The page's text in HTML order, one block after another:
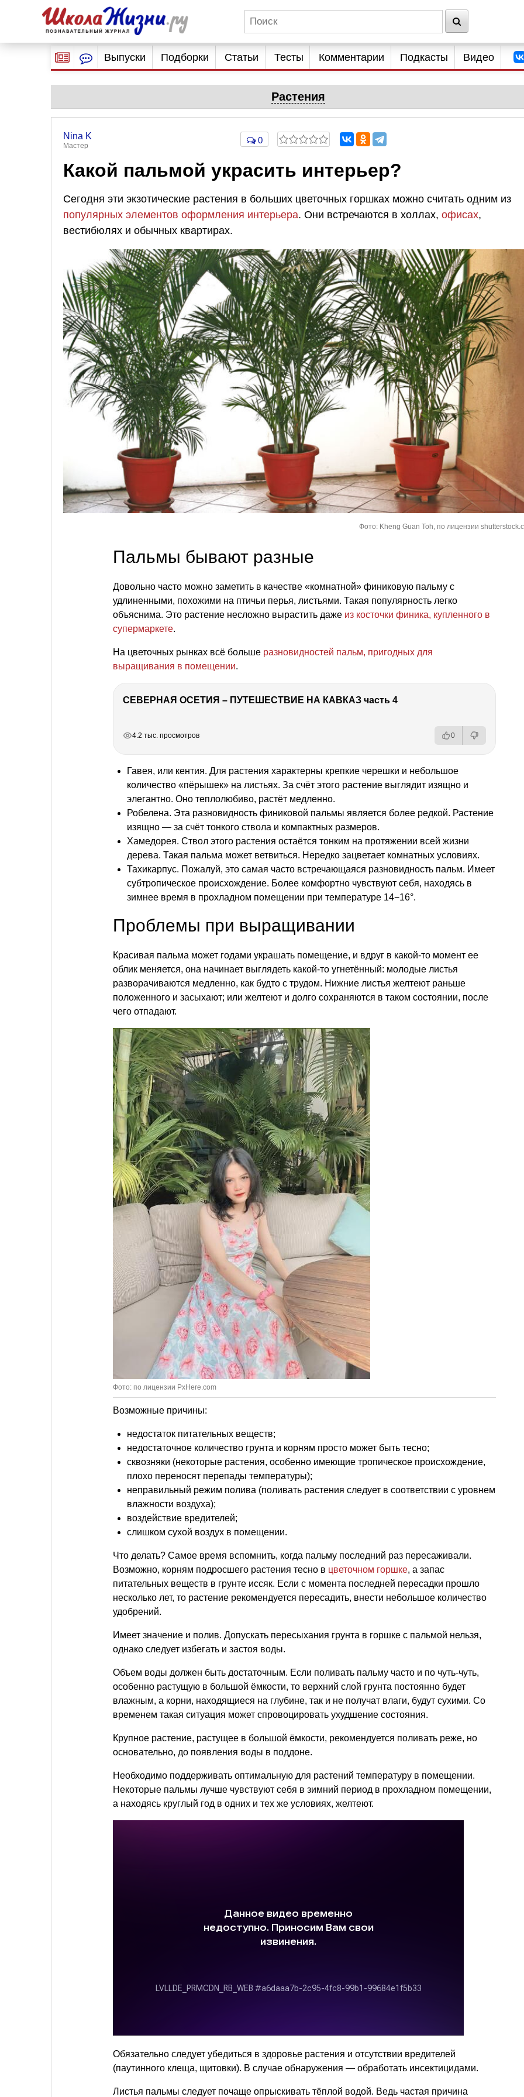
Выпуски Подборки Статьи Тесты Комментарии Подкасты Видео
Растения
Nina K
Мастер
0
​Какой пальмой украсить интерьер?
Сегодня эти экзотические растения в больших цветочных горшках можно считать одним из
популярных элементов оформления интерьера. Они встречаются в холлах, офисах,
вестибюлях и обычных квартирах.
Фото: Kheng Guan Toh, по лицензии
Пальмы бывают разные
Довольно часто можно заметить в качестве «комнатной» финиковую пальму с
удлиненными, похожими на птичьи перья, листьями. Такая популярность легко
объяснима. Это растение несложно вырастить даже из косточки финика, купленного в
супермаркете.
На цветочных рынках всё больше разновидностей пальм, пригодных для
выращивания в помещении.
СЕВЕРНАЯ ОСЕТИЯ – ПУТЕШЕСТВИЕ НА КАВКАЗ часть 4
4.2 тыс. просмотров 0
Гавея, или кентия. Для растения характерны крепкие черешки и небольшое
количество «пёрышек» на листьях. За счёт этого растение выглядит изящно и
элегантно. Оно теплолюбиво, растёт медленно.
Робелена. Эта разновидность финиковой пальмы является более редкой. Растение
изящно — за счёт тонкого ствола и компактных размеров.
Хамедорея. Ствол этого растения остаётся тонким на протяжении всей жизни
дерева. Такая пальма может ветвиться. Нередко зацветает комнатных условиях.
Тахикарпус. Пожалуй, это самая часто встречающаяся разновидность пальм. Имеет
субтропическое происхождение. Более комфортно чувствуют себя, находясь в
зимнее время в прохладном помещении при температуре 14−16°.
Проблемы при выращивании
Красивая пальма может годами украшать помещение, и вдруг в какой-то момент ее
облик меняется, она начинает выглядеть какой-то угнетённый: молодые листья
разворачиваются медленно, как будто с трудом. Нижние листья желтеют раньше
положенного и засыхают; или желтеют и долго сохраняются в таком состоянии, после
чего отпадают.
Фото: по лицензии PxHere.com
Возможные причины:
недостаток питательных веществ;
недостаточное количество грунта и корням просто может быть тесно;
сквозняки (некоторые растения, особенно имеющие тропическое происхождение,
плохо переносят перепады температуры);
неправильный режим полива (поливать растения следует в соответствии с уровнем
влажности воздуха);
воздействие вредителей;
слишком сухой воздух в помещении.
Что делать? Самое время вспомнить, когда пальму последний раз пересаживали.
Возможно, корням подросшего растения тесно в цветочном горшке, а запас
питательных веществ в грунте иссяк. Если с момента последней пересадки прошло
несколько лет, то растение рекомендуется пересадить, внести небольшое количество
удобрений.
Имеет значение и полив. Допускать пересыхания грунта в горшке с пальмой нельзя,
однако следует избегать и застоя воды.
Объем воды должен быть достаточным. Если поливать пальму часто и по чуть-чуть,
особенно растущую в большой ёмкости, то верхний слой грунта постоянно будет
влажным, а корни, находящиеся на глубине, так и не получат влаги, будут сухими. Со
временем такая ситуация может спровоцировать ухудшение состояния.
Крупное растение, растущее в большой ёмкости, рекомендуется поливать реже, но
основательно, до появления воды в поддоне.
Необходимо поддерживать оптимальную для растений температуру в помещении.
Некоторые пальмы лучше чувствуют себя в зимний период в прохладном помещении,
а находясь круглый год в одних и тех же условиях, желтеют.
Обязательно следует убедиться в здоровье растения и отсутствии вредителей
(паутинного клеща, щитовки). В случае обнаружения — обработать инсектицидами.
Листья пальмы следует почаще опрыскивать тёплой водой. Ведь частая причина